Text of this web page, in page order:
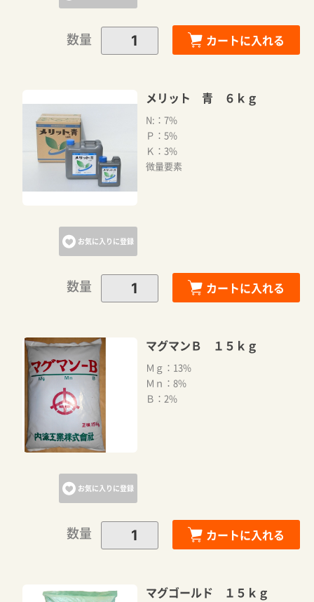
数量 カートに入れる
お気に入りに登録
メリット 青 ６ｋｇ
N:：7%
Ｐ：5%
Ｋ：3%
微量要素
数量 カートに入れる
お気に入りに登録
マグマンＢ １５ｋｇ
Ｍｇ：13%
Ｍｎ：8%
Ｂ：2%
数量 カートに入れる
マグゴールド １５ｋｇ